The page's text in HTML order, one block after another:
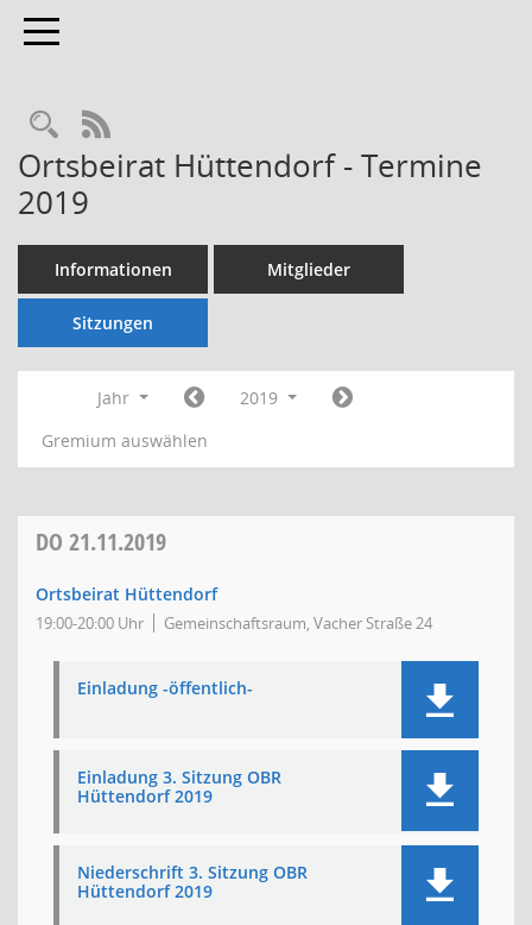
Toggle navigation
Rechercheauswahl
RSS-Feed
Ortsbeirat Hüttendorf - Termine
2019
Informationen Mitglieder
Sitzungen
Jahr
2019
Gremium auswählen
DO 21.11.2019
Ortsbeirat Hüttendorf
19:00-20:00 Uhr Gemeinschaftsraum, Vacher Straße 24
Einladung -öffentlich-
Einladung 3. Sitzung OBR
Hüttendorf 2019
Niederschrift 3. Sitzung OBR
Hüttendorf 2019